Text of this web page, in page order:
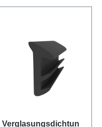
Verglasungsdichtun